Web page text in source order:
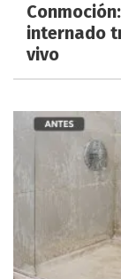
internado
vivo